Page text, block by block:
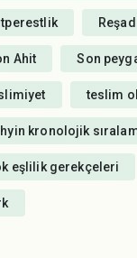
Ahit Son
teslim
kronolojik
eşlilik gerekçeleri